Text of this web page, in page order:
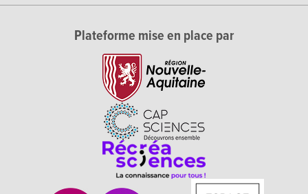
Plateforme mise en place par